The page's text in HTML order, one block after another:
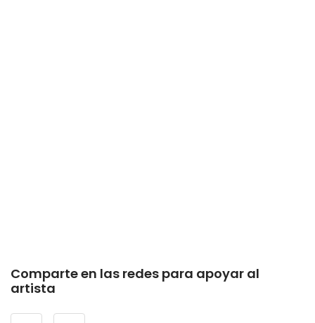
Comparte en las redes para apoyar al
artista